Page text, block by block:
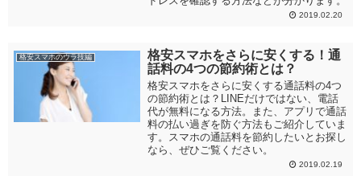
2019.02.20
格安スマホのウラ技編
格安スマホをさらに安くする！通
話料の4つの節約術とは？
格安スマホをさらに安くする通話料の4つ
の節約術とは？LINEだけではない、電話
代が無料になる方法。また、アプリで通話
料の払い過ぎを防ぐ方法もご紹介していま
す。スマホの通話料を節約したいとお探し
なら、ぜひご覧ください。
2019.02.19